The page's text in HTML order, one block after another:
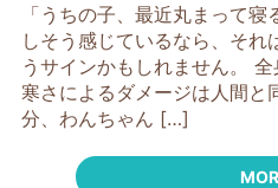
「うちの子、最近丸まって
しそう感じているなら、それ
うサインかもしれません。 全
寒さによるダメージは人間と
分、わんちゃん […]